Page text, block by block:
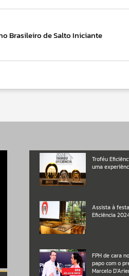
Brasileiro de Salto Iniciante
Troféu
uma
Assista à
Eficiência
FPH de cara
papo com o
Marcelo